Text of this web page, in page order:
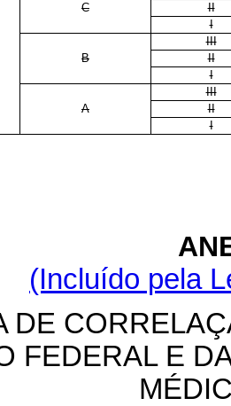
C
II
I
B
III
II
I
A
III
II
I
(Incluído pela
DE
FEDERAL E